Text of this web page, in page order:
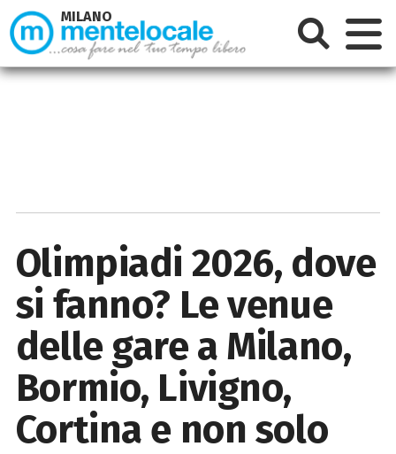
Olimpiadi 2026, dove
si fanno? Le venue
delle gare a Milano,
Bormio, Livigno,
Cortina e non solo
MILANO